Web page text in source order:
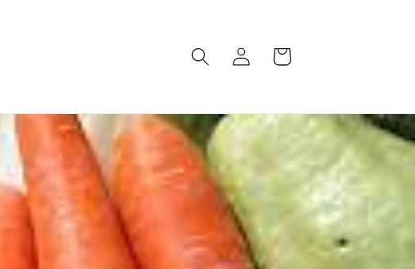
Iniciar
sesión
Carrito